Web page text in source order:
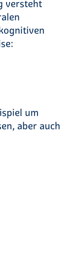
versteht
um
aber auch